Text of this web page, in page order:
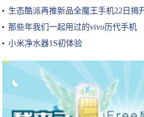
生态酷派再推新品全魔王手机22日揭
那些年我们一起用过的vivo历代手机
小米净水器1S初体验